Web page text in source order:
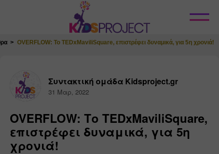
Κλείσιμο
OVERFLOW: Το TEDxMaviliSquare, επιστρέφει δυναμικά, για 5η χρονιά!
Συντακτική ομάδα Kidsproject.gr
31 Μαρ, 2022
OVERFLOW: Το TEDxMaviliSquare,
επιστρέφει δυναμικά, για 5η
χρονιά!